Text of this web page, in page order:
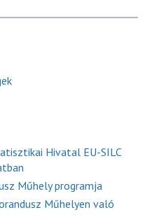
Hivatal EU-SILC
Műhely programja
Műhelyen való